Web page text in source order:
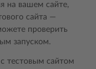
на вашем сайте,
сайта —
проверить
запуском.
тестовым сайтом